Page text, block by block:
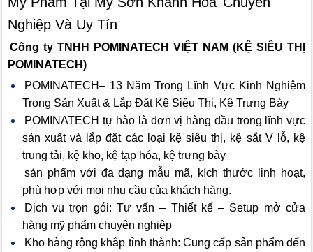
Nghiệp Và Uy Tín
Công ty TNHH POMINATECH VIỆT NAM (KỆ SIÊU THỊ
POMINATECH)
POMINATECH– 13 Năm Trong Lĩnh Vực Kinh Nghiệm
Trong Sản Xuất & Lắp Đặt Kệ Siêu Thị, Kệ Trưng Bày
POMINATECH tự hào là đơn vị hàng đầu trong lĩnh vực
sản xuất và lắp đặt các loại kệ siêu thị, kệ sắt V lỗ, kệ
trung tải, kệ kho, kệ tạp hóa, kệ trưng bày
sản phẩm với đa dạng mẫu mã, kích thước linh hoạt,
phù hợp với mọi nhu cầu của khách hàng.
Dịch vụ trọn gói: Tư vấn – Thiết kế – Setup mở cửa
hàng mỹ phẩm chuyên nghiệp
Kho hàng rộng khắp tỉnh thành: Cung cấp sản phẩm đến